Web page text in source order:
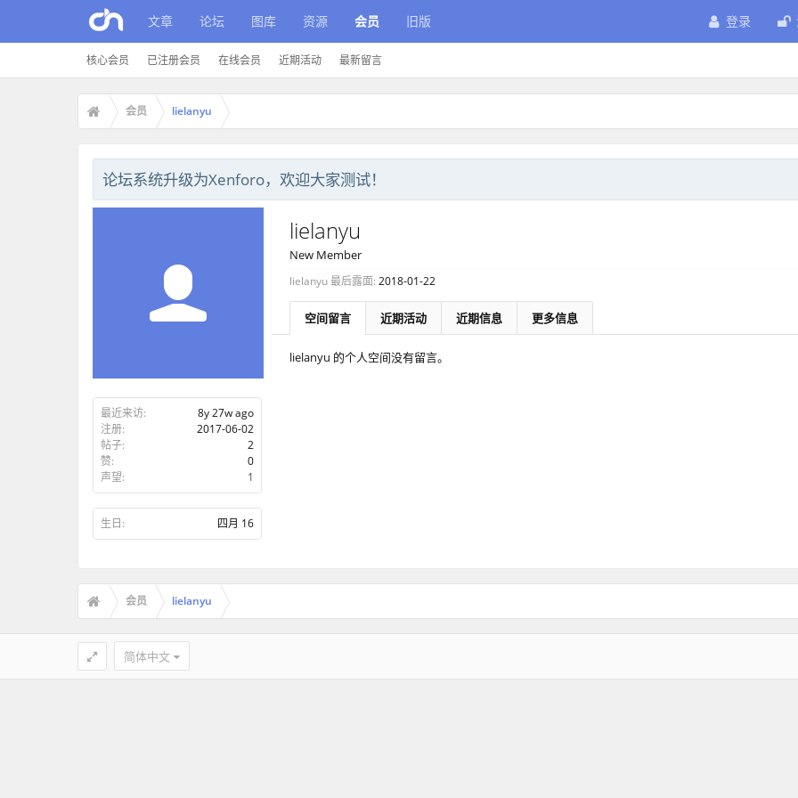
文章 论坛 图库 资源 会员
核心会员 已注册会员 在线会员 近期活动 最新留言
旧版 登录
会员 lielanyu
论坛系统升级为Xenforo，欢迎大家测试！
最近来访:
8y 27w ago
注册:
2017-06-02
帖子:
2
赞:
0
声望:
1
生日: 四月 16
lielanyu
New Member
lielanyu 最后露面: 2018-01-22
空间留言 近期活动 近期信息 更多信息
lielanyu 的个人空间没有留言。
会员 lielanyu
简体中文